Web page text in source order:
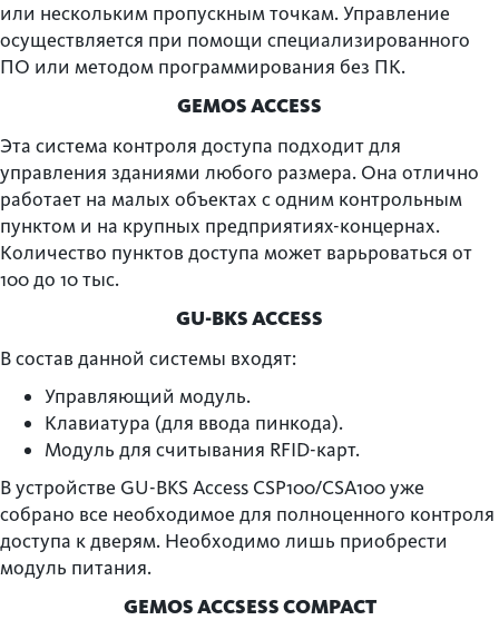
или нескольким пропускным точкам. Управление
осуществляется при помощи специализированного
ПО или методом программирования без ПК.
GEMOS ACCESS
Эта система контроля доступа подходит для
управления зданиями любого размера. Она отлично
работает на малых объектах с одним контрольным
пунктом и на крупных предприятиях-концернах.
Количество пунктов доступа может варьроваться от
100 до 10 тыс.
GU-BKS ACCESS
В состав данной системы входят:
Управляющий модуль.
Клавиатура (для ввода пинкода).
Модуль для считывания RFID-карт.
В устройстве GU-BKS Access CSP100/CSA100 уже
собрано все необходимое для полноценного контроля
доступа к дверям. Необходимо лишь приобрести
модуль питания.
GEMOS ACCSESS COMPACT